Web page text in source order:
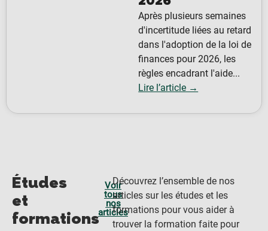
Après plusieurs semaines
d'incertitude liées au retard
dans l'adoption de la loi de
finances pour 2026, les
règles encadrant l'aide...
Lire l’article →
Études
et
formations
Voir
tous
nos
articles
Découvrez l’ensemble de nos
articles sur les études et les
formations pour vous aider à
trouver la formation faite pour